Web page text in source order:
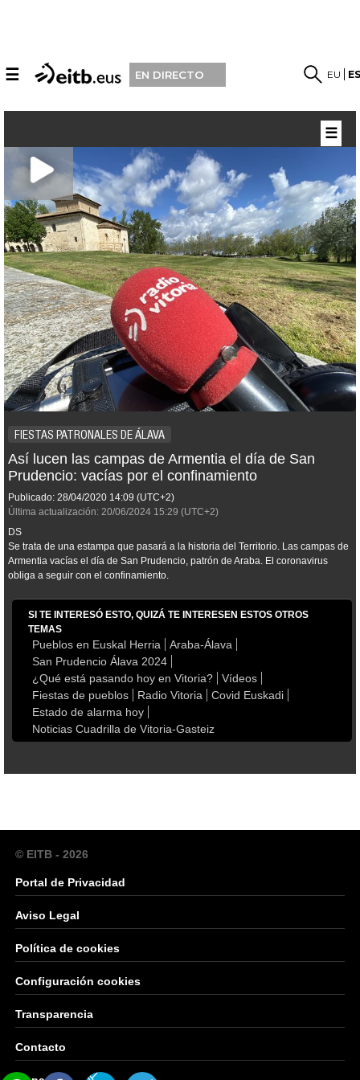
☰ EN DIRECTO EU
FIESTAS PATRONALES DE ÁLAVA
Así lucen las campas de Armentia el día de San
Prudencio: vacías por el confinamiento
Publicado: 28/04/2020 14:09 (UTC+2)
Última actualización: 20/06/2024 15:29 (UTC+2)
DS
Se trata de una estampa que pasará a la historia del Territorio. Las campas de
Armentia vacías el día de San Prudencio, patrón de Araba. El coronavirus
obliga a seguir con el confinamiento.
SI TE INTERESÓ ESTO, QUIZÁ TE INTERESEN ESTOS OTROS
TEMAS
Pueblos en Euskal Herria
Araba-Álava
San Prudencio Álava 2024
¿Qué está pasando hoy en Vitoria?
Vídeos
Fiestas de pueblos
Radio Vitoria
Covid Euskadi
Estado de alarma hoy
Noticias Cuadrilla de Vitoria-Gasteiz
☰
© EITB - 2026
Portal de Privacidad
Aviso Legal
Política de cookies
Configuración cookies
Transparencia
Contacto